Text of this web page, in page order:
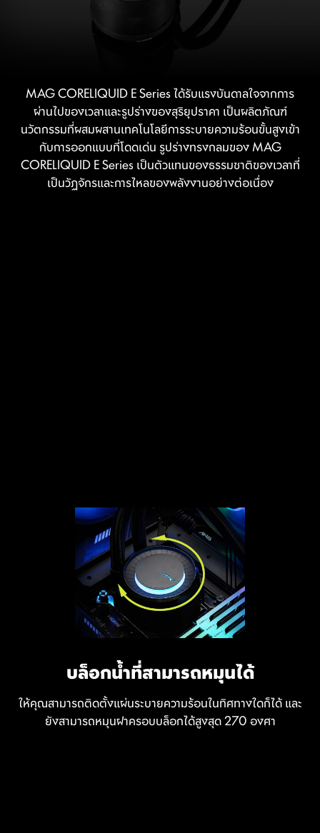
MAG CORELIQUID E Series ได้รับแรงบันดาลใจจากการ
ผ่านไปของเวลาและรูปร่างของสุริยุปราคา เป็นผลิตภัณฑ์
นวัตกรรมที่ผสมผสานเทคโนโลยีการระบายความร้อนขั้นสูงเข้า
กับการออกแบบที่โดดเด่น รูปร่างทรงกลมของ MAG
CORELIQUID E Series เป็นตัวแทนของธรรมชาติของเวลาที่
เป็นวัฏจักรและการไหลของพลังงานอย่างต่อเนื่อง
บล็อกน้ำที่สามารถหมุนได้
ให้คุณสามารถติดตั้งแผ่นระบายความร้อนในทิศทางใดก็ได้ และ
ยังสามารถหมุนฝาครอบบล็อกได้สูงสุด 270 องศา